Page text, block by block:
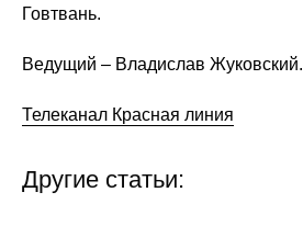
Квартальный прогноз
Говтвань.
Ведущий – Владислав Жуковский.
Телеканал Красная линия
Другие статьи: